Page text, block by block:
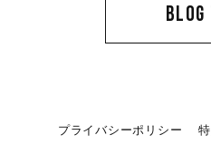
BLOG
プライバシーポリシー